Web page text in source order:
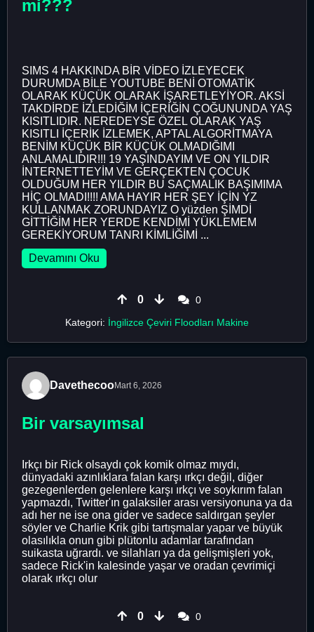
mi???
SIMS 4 HAKKINDA BİR VİDEO İZLEYECEK
DURUMDA BİLE YOUTUBE BENİ OTOMATİK
OLARAK KÜÇÜK OLARAK İŞARETLEYİYOR. AKSİ
TAKDİRDE İZLEDİĞİM İÇERİĞİN ÇOĞUNUNDA YAŞ
KISITLIDIR. NEREDEYSE ÖZEL OLARAK YAŞ
KISITLI İÇERİK İZLEMEK, APTAL ALGORİTMAYA
BENİM KÜÇÜK BİR KÜÇÜK OLMADIĞIMI
ANLAMALIDIR!!! 19 YAŞINDAYIM VE ON YILDIR
İNTERNETTEYİM VE GERÇEKTEN ÇOCUK
OLDUĞUM HER YILDIR BU SAÇMALIK BAŞIMIMA
HİÇ OLMADI!!!! AMA HAYIR HER ŞEY İÇİN YZ
KULLANMAK ZORUNDAYIZ O yüzden ŞİMDİ
GİTTİĞİM HER YERDE KENDİMİ YÜKLEMEM
GEREKİYORUM TANRI KİMLİĞİMİ ...
Devamını Oku
0
0
Kategori: İngilizce Çeviri Floodları Makine
DavethecooMart 6, 2026
Bir varsayımsal
Irkçı bir Rick olsaydı çok komik olmaz mıydı,
dünyadaki azınlıklara falan karşı ırkçı değil, diğer
gezegenlerden gelenlere karşı ırkçı ve soykırım falan
yapmazdı, Twitter'ın galaksiler arası versiyonuna ya da
adı her ne ise ona gider ve sadece saldırgan şeyler
söyler ve Charlie Krik gibi tartışmalar yapar ve büyük
olasılıkla onun gibi plütonlu adamlar tarafından
suikasta uğrardı. ve silahları ya da gelişmişleri yok,
sadece Rick'in kalesinde yaşar ve oradan çevrimiçi
olarak ırkçı olur
0
0